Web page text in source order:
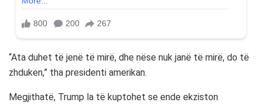
“Ata duhet të jenë të mirë, dhe nëse nuk janë të mirë, do të
zhduken,” tha presidenti amerikan.
Megjithatë, Trump la të kuptohet se ende ekziston